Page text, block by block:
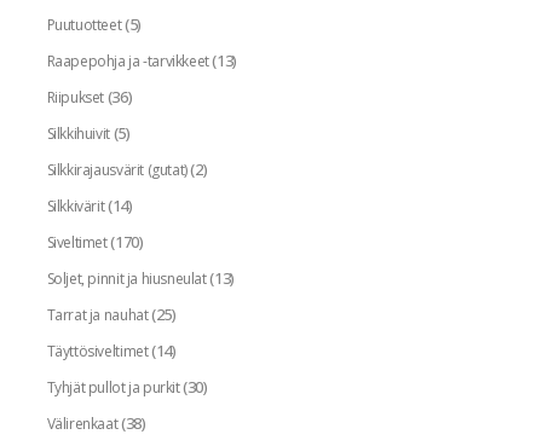
Puutuotteet(5)
Raapepohja ja -tarvikkeet(13)
Riipukset(36)
Silkkihuivit(5)
Silkkirajausvärit (gutat)(2)
Silkkivärit(14)
Siveltimet(170)
Soljet, pinnit ja hiusneulat(13)
Tarrat ja nauhat(25)
Täyttösiveltimet(14)
Tyhjät pullot ja purkit(30)
Välirenkaat(38)